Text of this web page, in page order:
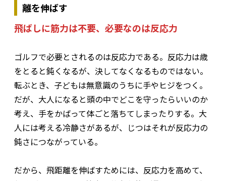
離を伸ばす
飛ばしに筋力は不要、必要なのは反応力
ゴルフで必要とされるのは反応力である。反応力は歳
をとると鈍くなるが、決してなくなるものではない。
転ぶとき、子どもは無意識のうちに手やヒジをつく。
だが、大人になると頭の中でどこを守ったらいいのか
考え、手をかばって体ごと落ちてしまったりする。大
人には考える冷静さがあるが、じつはそれが反応力の
鈍さにつながっている。
だから、飛距離を伸ばすためには、反応力を高めて、